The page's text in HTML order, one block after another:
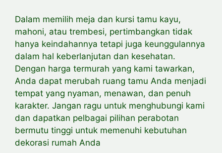
Dalam memilih meja dan kursi tamu kayu,
mahoni, atau trembesi, pertimbangkan tidak
hanya keindahannya tetapi juga keunggulannya
dalam hal keberlanjutan dan kesehatan.
Dengan harga termurah yang kami tawarkan,
Anda dapat merubah ruang tamu Anda menjadi
tempat yang nyaman, menawan, dan penuh
karakter. Jangan ragu untuk menghubungi kami
dan dapatkan pelbagai pilihan perabotan
bermutu tinggi untuk memenuhi kebutuhan
dekorasi rumah Anda